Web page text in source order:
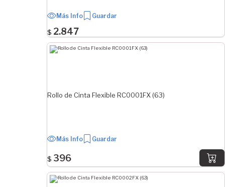
Más Info Guardar
$ 2.847
Rollo de Cinta Flexible RC0001FX (63)
Más Info Guardar
$ 396